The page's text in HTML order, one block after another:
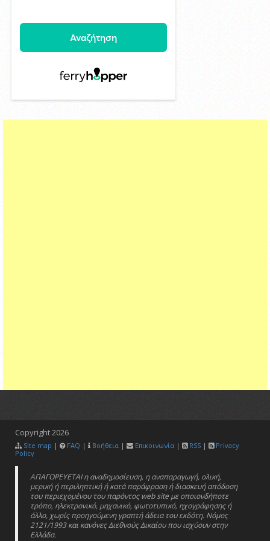
Copyright2026
Site map | FAQ | Βοήθεια | Επικοινωνία | RSS |
Privacy
Policy
ΑΠΑΓΟΡΕΥΕΤΑΙ η αναδημοσίευση, η αναπαραγωγή, ολική,
μερική ή περιληπτική ή κατά παράφραση ή διασκευή απόδοση
του περιεχομένου του παρόντος web site με οποιονδήποτε
τρόπο, ηλεκτρονικό, μηχανικό, φωτοτυπικό, ηχογράφησης ή
άλλο, χωρίς προηγούμενη γραπτή άδεια του εκδότη. Νόμος
2121/1993 και κανόνες Διεθνούς Δικαίου που ισχύουν στην
Ελλάδα.